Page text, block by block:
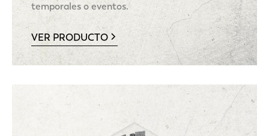
temporales o eventos.
VER PRODUCTO